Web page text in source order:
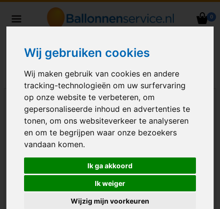
Wij gebruiken cookies
Wij maken gebruik van cookies en andere
tracking-technologieën om uw surfervaring
op onze website te verbeteren, om
gepersonaliseerde inhoud en advertenties te
tonen, om ons websiteverkeer te analyseren
en om te begrijpen waar onze bezoekers
vandaan komen.
Ik ga akkoord
Ik weiger
Wijzig mijn voorkeuren
0
Nederland